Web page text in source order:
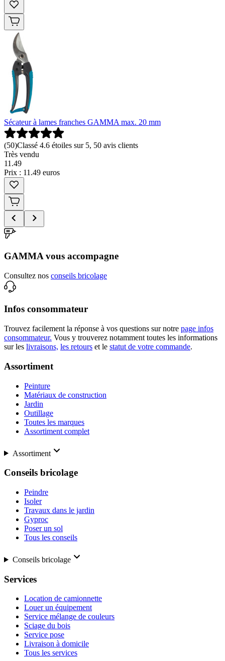
Sécateur à lames franches GAMMA max. 20 mm
(50)Classé 4.6 étoiles sur 5, 50 avis clients
Très vendu
11 .49
Prix : 11.49 euros
GAMMA vous accompagne
Consultez nos conseils bricolage
Infos consommateur
Trouvez facilement la réponse à vos questions sur notre page infos
consommateur. Vous y trouverez notamment toutes les informations
sur les livraisons, les retours et le statut de votre commande.
Assortiment
Peinture
Matériaux de construction
Jardin
Outillage
Toutes les marques
Assortiment complet
Assortiment
Conseils bricolage
Peindre
Isoler
Travaux dans le jardin
Gyproc
Poser un sol
Tous les conseils
Conseils bricolage
Services
Location de camionnette
Louer un équipement
Service mélange de couleurs
Sciage du bois
Service pose
Livraison à domicile
Tous les services